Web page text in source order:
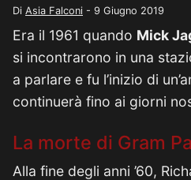
Di Asia Falconi - 9 Giugno 2019
Era il 1961 quando Mick
si incontrarono in una
a parlare e fu l’inizio di
continuerà fino ai giorni
La morte di Gram
Alla fine degli anni ’60,